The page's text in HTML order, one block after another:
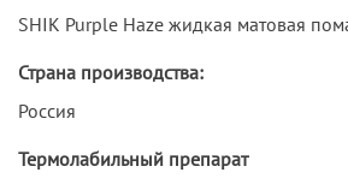
SHIK Purple Haze жидкая матовая
Страна производства:
Россия
Термолабильный препарат